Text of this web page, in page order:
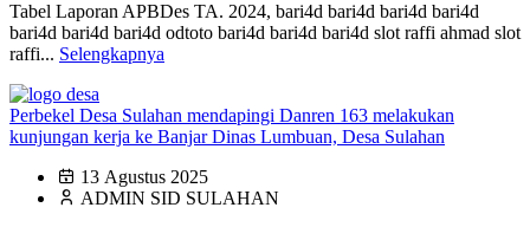
Tabel Laporan APBDes TA. 2024, bari4d bari4d bari4d bari4d
bari4d bari4d bari4d odtoto bari4d bari4d bari4d slot raffi ahmad slot
raffi... Selengkapnya
Perbekel Desa Sulahan mendapingi Danren 163 melakukan
kunjungan kerja ke Banjar Dinas Lumbuan, Desa Sulahan
13 Agustus 2025
ADMIN SID SULAHAN